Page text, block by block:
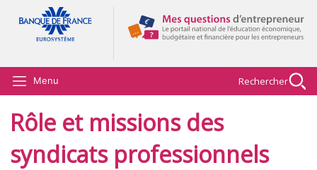
Aller au contenu principal
Menu Rechercher
Rôle et missions des
syndicats professionnels